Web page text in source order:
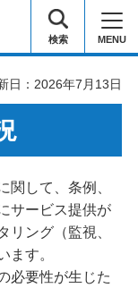
検索 MENU
日：2026年7月13日
関して、条例、
サービス提供が
リング（監視、
ます。
必要性が生じた